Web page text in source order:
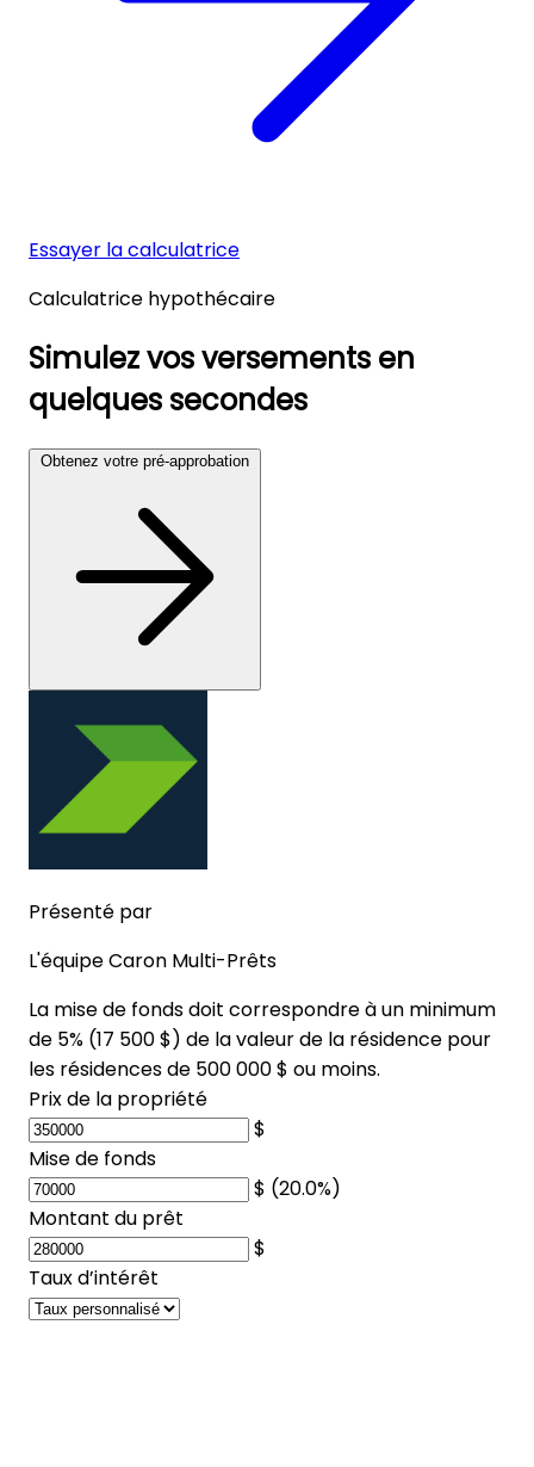
Essayer la calculatrice
Calculatrice hypothécaire
Simulez vos versements en
quelques secondes
Obtenez votre pré-approbation
Présenté par
L'équipe Caron Multi-Prêts
La mise de fonds doit correspondre à un minimum
de 5% (17 500 $) de la valeur de la résidence pour
les résidences de 500 000 $ ou moins.
Prix de la propriété
$
Mise de fonds
$ (20.0%)
Montant du prêt
$
Taux d’intérêt